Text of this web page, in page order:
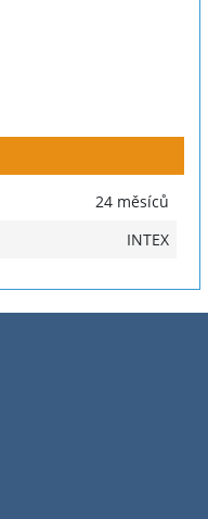
24 měsíců
INTEX